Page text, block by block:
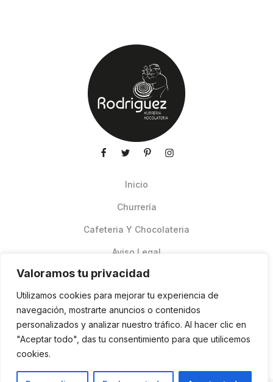
Valoramos tu privacidad
Utilizamos cookies para mejorar tu experiencia de
navegación, mostrarte anuncios o contenidos
personalizados y analizar nuestro tráfico. Al hacer clic en
"Aceptar todo", das tu consentimiento para que utilicemos
cookies.
Inicio
Churrería
Cafeteria Y Chocolateria
Aviso Legal
Pedidos Online Glovo
Contacto